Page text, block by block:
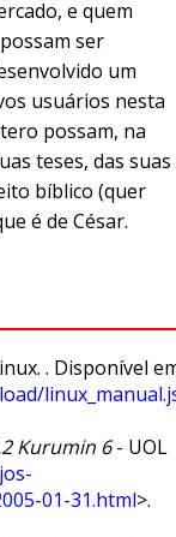
e quem
ser
um
usuários nesta
possam, na
teses, das suas
bíblico (quer
é de César.
. Disponível
Kurumin 6- UOL
01-31.html>.